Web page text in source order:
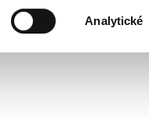
Analytické